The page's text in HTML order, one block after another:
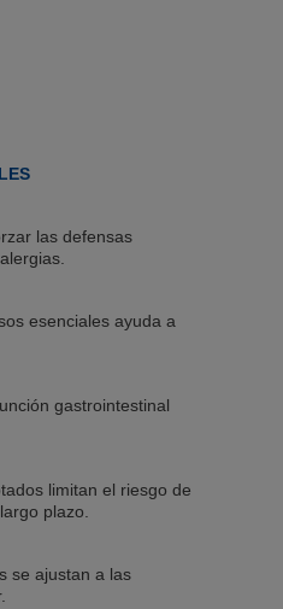
las defensas
esenciales ayuda a
gastrointestinal
limitan el riesgo de
plazo.
se ajustan a las